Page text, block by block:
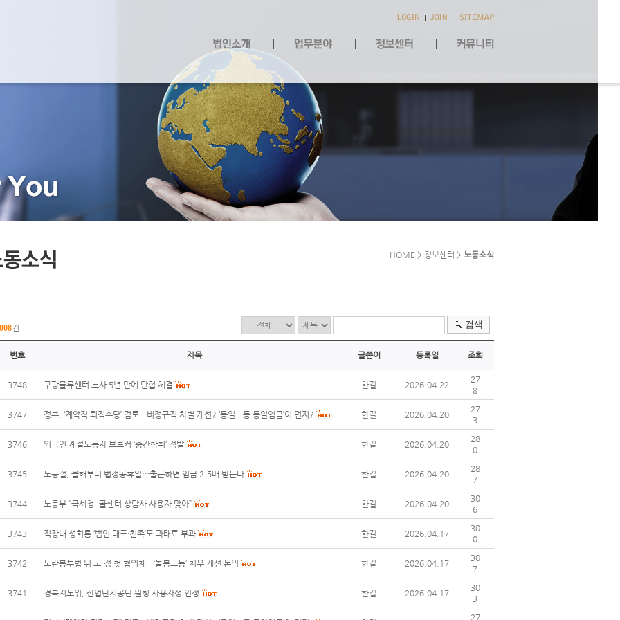
HOME > 정보센터 > 노동소식
건 검색
번호 제목 글쓴이 등록일 조회
3748 쿠팡물류센터 노사 5년 만에 단협 체결 한길 2026.04.22
27
8
3747 정부, ‘계약직 퇴직수당’ 검토…비정규직 차별 개선? ‘동일노동 동일임금’이 먼저? 한길 2026.04.20
27
3
3746 외국인 계절노동자 브로커 ‘중간착취’ 적발 한길 2026.04.20
28
0
3745 노동절, 올해부터 법정공휴일…출근하면 임금 2.5배 받는다 한길 2026.04.20
28
7
3744 노동부 “국세청, 콜센터 상담사 사용자 맞아” 한길 2026.04.20
30
6
3743 직장내 성희롱 ‘법인 대표·친족’도 과태료 부과 한길 2026.04.17
30
0
3742 노란봉투법 뒤 노-정 첫 협의체…‘돌봄노동’ 처우 개선 논의 한길 2026.04.17
30
7
3741 경북지노위, 산업단지공단 원청 사용자성 인정 한길 2026.04.17
30
3
27